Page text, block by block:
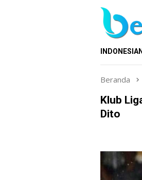
Beranda
Klub
Dito